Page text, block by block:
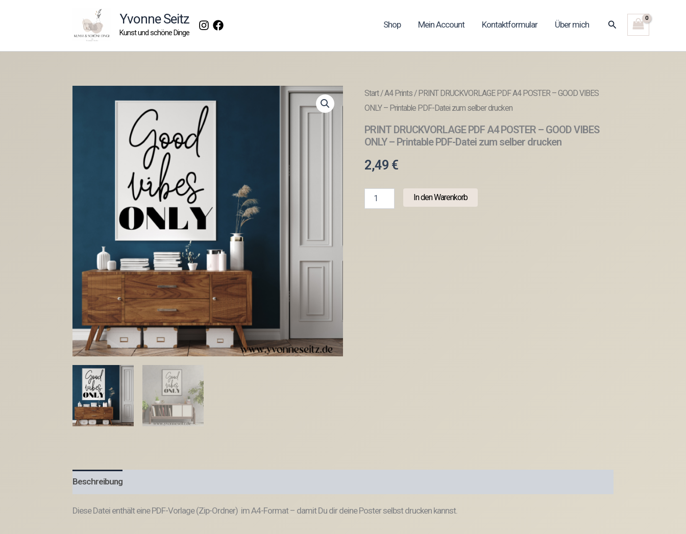
Yvonne Seitz
Kunst und schöne Dinge
Shop Mein Account Kontaktformular Über mich Suchen
Start/A4 Prints/ PRINT DRUCKVORLAGE PDF A4 POSTER – GOOD VIBES
ONLY – Printable PDF-Datei zum selber drucken
PRINT DRUCKVORLAGE PDF A4 POSTER – GOOD VIBES
ONLY – Printable PDF-Datei zum selber drucken
2,49 €
DRUCKVORLAGE
In den Warenkorb
Beschreibung
Diese Datei enthält eine PDF-Vorlage (Zip-Ordner) im A4-Format – damit Du dir deine Poster selbst drucken kannst.